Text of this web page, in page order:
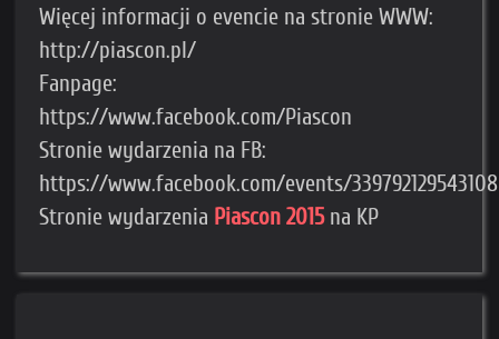
Więcej informacji o evencie na stronie WWW:
http://piascon.pl/
Fanpage:
https://www.facebook.com/Piascon
Stronie wydarzenia na FB:
https://www.facebook.com/events/339792129543108
Stronie wydarzenia Piascon 2015na KP